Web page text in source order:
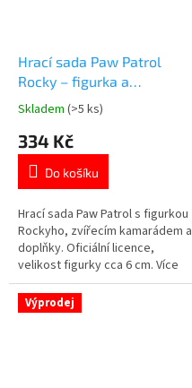
Hrací sada Paw Patrol
Rocky – figurka a
příslušenství
Průměrné
produktu
5,0
5
hvězdiček.
Skladem (>5 ks)
334 Kč
Do košíku
Hrací sada Paw Patrol s figurkou
Rockyho, zvířecím kamarádem a
doplňky. Oficiální licence,
velikost figurky cca 6 cm. Více
produktů s motivem
👉 TLAPKOVÉ PATROLY
Výprodej